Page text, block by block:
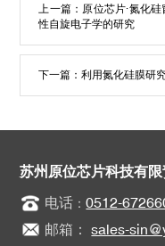
上一篇： 原位芯片·氮化
性自旋电子学的研究
下一篇：利用氮化硅膜研
苏州原位芯片科技有限
电话 ：0512-
邮箱：
sales-